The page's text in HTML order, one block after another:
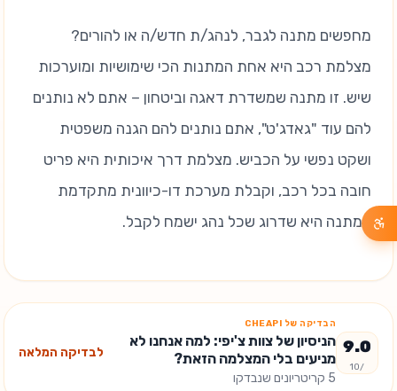
מחפשים מתנה לגבר, לנהג/ת חדש/ה או להורים?
מצלמת רכב היא אחת המתנות הכי שימושיות ומוערכות
שיש. זו מתנה שמשדרת דאגה וביטחון – אתם לא נותנים
להם עוד "גאדג'ט", אתם נותנים להם הגנה משפטית
ושקט נפשי על הכביש. מצלמת דרך איכותית היא פריט
חובה בכל רכב, וקבלת מערכת דו-כיוונית מתקדמת
כמתנה היא שדרוג שכל נהג ישמח לקבל.
9.0
/10
הבדיקה של CHEAPI
הניסיון של צוות צ'יפי: למה אנחנו לא
מניעים בלי המצלמה הזאת?
5 קריטריונים שנבדקו
לבדיקה המלאה